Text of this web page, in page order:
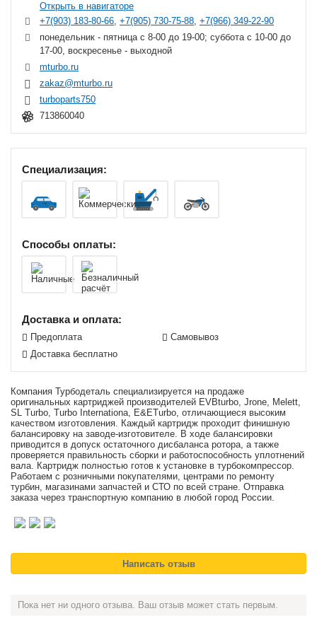
Открыть в навигаторе
+7(903) 183-80-66, +7(905) 730-75-88, +7(966) 349-22-90
понедельник - пятница с 8-00 до 19-00; суббота с 10-00 до
17-00, воскресенье - выходной
mturbo.ru
zakaz@mturbo.ru
turboparts750
713860040
Специализация:
Способы оплаты:
Доставка и оплата:
Предоплата
Самовывоз
Доставка бесплатно
Компания Турбодеталь специализируется на продаже
оригинальных картриджей производителей EVBturbo, Jrone, Melett,
SL Turbo, Turbo Internationa, E&ETurbo, отличающиеся высоким
качеством изготовления. Каждый картридж проходит финишную
балансировку на заводе-изготовителе. В ходе балансировки
приводится в допуск остаточного дисбаланса ротора, а также
проверяется правильность сборки и работоспособность уплотнений
вала. Картридж полностью готов к установке в турбокомпрессор.
Работаем с розничными покупателями, центрами по ремонту
турбин, магазинами запчастей и СТО по всей стране. Отправка
заказа через транспортную компанию в любой город России.
Пока нет ни одного отзыва. Ваш отзыв может стать первым.